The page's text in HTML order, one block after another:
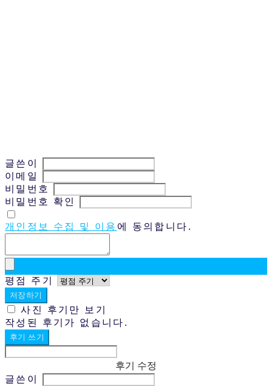
글쓴이
이메일
비밀번호
비밀번호 확인
개인정보 수집 및 이용 에 동의합니다.
평점 주기
저장하기
사진 후기만 보기
작성된 후기가 없습니다.
후기 쓰기
후기 수정
글쓴이